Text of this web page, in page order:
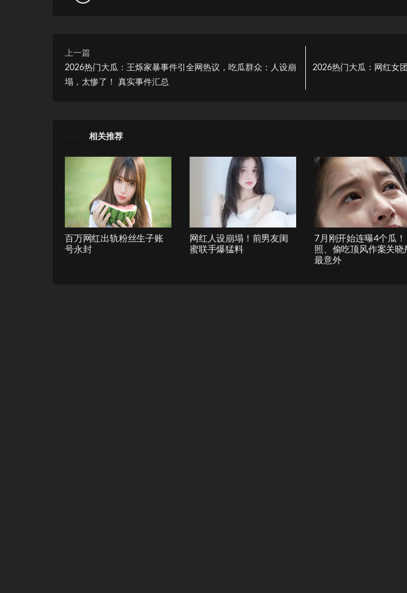
上一篇
2026热门大瓜：王烁家暴事件引全网热议，吃瓜群众：人设崩
塌，太惨了！ 真实事件汇总
2026热门大瓜：网红女
相关推荐
百万网红出轨粉丝生子账
号永封
网红人设崩塌！前男友闺
蜜联手爆猛料
7月刚开始连曝4个瓜！
照、偷吃顶风作案关晓
最意外